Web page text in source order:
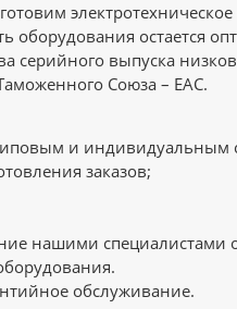
оборудования остается
серийного выпуска
Союза – ЕАС.
и индивидуальным
заказов;
нашими специалистами
обслуживание.